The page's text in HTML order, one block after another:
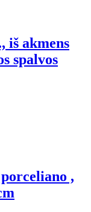
iš akmens
spalvos
,